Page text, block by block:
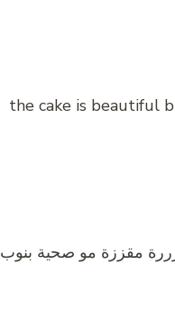
the cake is beautiful
مقززة مو صحية بنوب